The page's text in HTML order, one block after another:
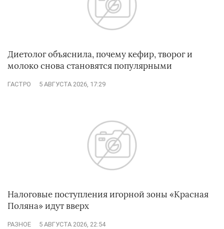
Диетолог объяснила, почему кефир, творог и
молоко снова становятся популярными
ГАСТРО 5 АВГУСТА 2026, 17:29
Налоговые поступления игорной зоны «Красная
Поляна» идут вверх
РАЗНОЕ 5 АВГУСТА 2026, 22:54